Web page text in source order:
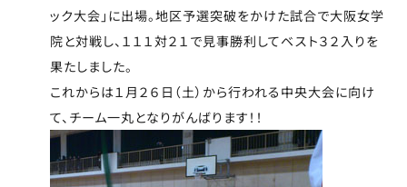
ック大会」に出場。地区予選突破をかけた試合で大阪女学
院と対戦し、１１１対２１で見事勝利してベスト３２入りを
果たしました。
これからは１月２６日（土）から行われる中央大会に向け
て、チーム一丸となりがんばります！！